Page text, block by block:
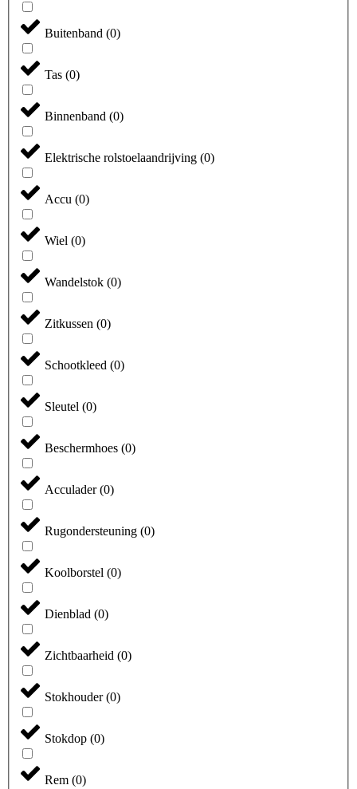
Buitenband (0)
Tas (0)
Binnenband (0)
Elektrische rolstoelaandrijving (0)
Accu (0)
Wiel (0)
Wandelstok (0)
Zitkussen (0)
Schootkleed (0)
Sleutel (0)
Beschermhoes (0)
Acculader(0)
Rugondersteuning (0)
Koolborstel (0)
Dienblad (0)
Zichtbaarheid (0)
Stokhouder(0)
Stokdop (0)
Rem (0)